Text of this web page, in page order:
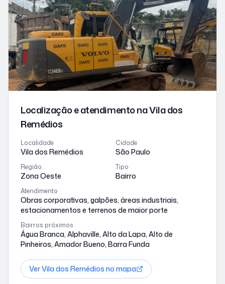
Localização e atendimentona Vila dos
Remédios
Localidade
Vila dos Remédios
Cidade
São Paulo
Região
Zona Oeste
Tipo
Bairro
Atendimento
Obras corporativas, galpões, áreas industriais,
estacionamentos e terrenos de maior porte
Bairros próximos
Água Branca, Alphaville, Alto da Lapa, Alto de
Pinheiros, Amador Bueno, Barra Funda
VerVila dos Remédios no mapa